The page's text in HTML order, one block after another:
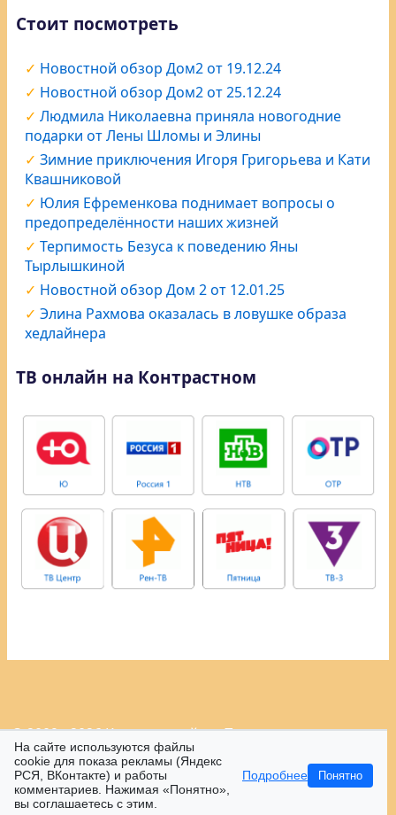
Стоит посмотреть
Новостной обзор Дом2 от 19.12.24
Новостной обзор Дом2 от 25.12.24
Людмила Николаевна приняла новогодние
подарки от Лены Шломы и Элины
Зимние приключения Игоря Григорьева и Кати
Квашниковой
Юлия Ефременкова поднимает вопросы о
предопределённости наших жизней
Терпимость Безуса к поведению Яны
Тырлышкиной
Новостной обзор Дом 2 от 12.01.25
Элина Рахмова оказалась в ловушке образа
хедлайнера
ТВ онлайн на Контрастном
© 2009 - 2026 Контрастный.ру.Политика
конфиденциальности.
16+
На сайте используются файлы
cookie для показа рекламы (Яндекс
РСЯ, ВКонтакте) и работы
комментариев. Нажимая «Понятно»,
вы соглашаетесь с этим.
Подробнее Понятно